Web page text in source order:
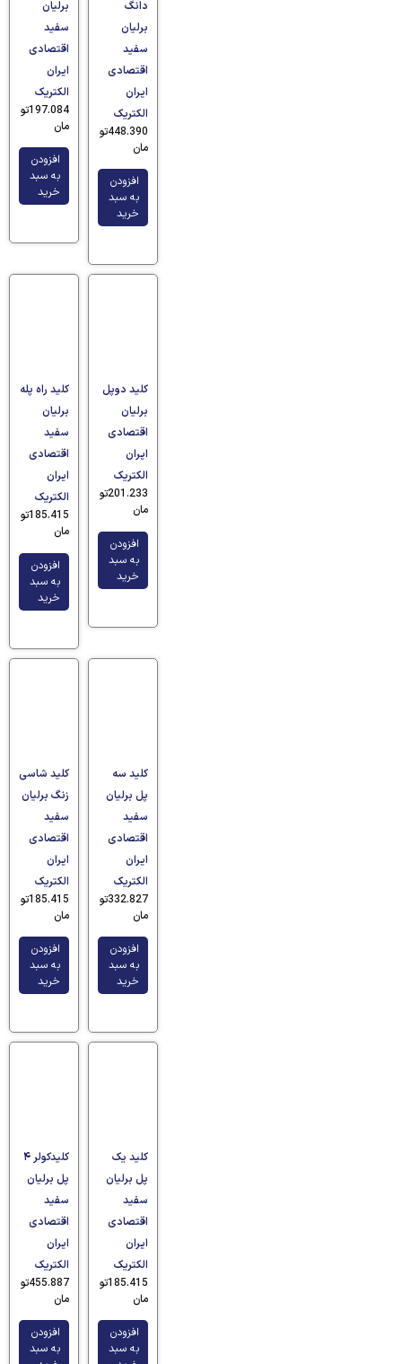
دانگ
برلیان
سفید
اقتصادی
ایران
الکتریک
448.390تو
مان
افزودن
به سبد
خرید
برلیان
سفید
اقتصادی
ایران
الکتریک
197.084تو
مان
افزودن
به سبد
خرید
کلید دوپل
برلیان
اقتصادی
ایران
الکتریک
201.233تو
مان
افزودن
به سبد
خرید
کلید راه پله
برلیان
سفید
اقتصادی
ایران
الکتریک
185.415تو
مان
افزودن
به سبد
خرید
کلید سه
پل برلیان
سفید
اقتصادی
ایران
الکتریک
332.827تو
مان
افزودن
به سبد
خرید
کلید شاسی
زنگ برلیان
سفید
اقتصادی
ایران
الکتریک
185.415تو
مان
افزودن
به سبد
خرید
کلید یک
پل برلیان
سفید
اقتصادی
ایران
الکتریک
185.415تو
مان
افزودن
به سبد
کلیدکولر ۴
پل برلیان
سفید
اقتصادی
ایران
الکتریک
455.887تو
مان
افزودن
به سبد